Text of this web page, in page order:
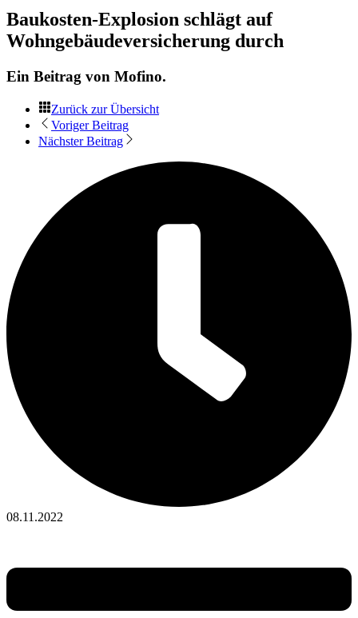
Baukosten-Explosion schlägt auf
Wohngebäudeversicherung durch
Ein Beitrag von Mofino.
Zurück zur Übersicht
Voriger Beitrag
Nächster Beitrag
08.11.2022